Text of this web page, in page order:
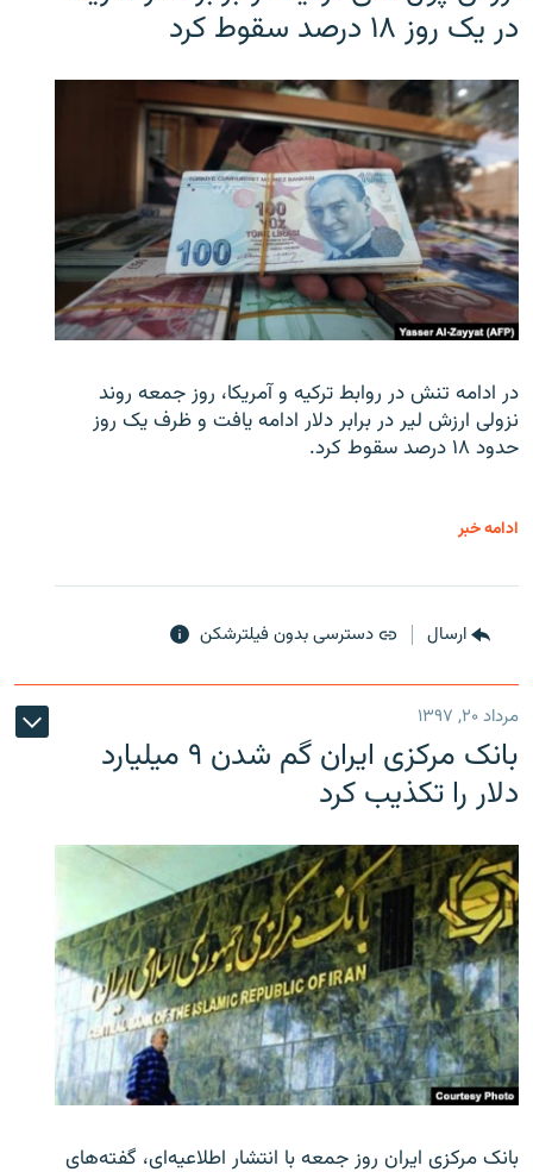
در یک روز ۱۸ درصد سقوط کرد
در ادامه تنش در روابط ترکیه و آمریکا، روز جمعه روند
نزولی ارزش لیر در برابر دلار ادامه یافت و ظرف یک روز
حدود ۱۸ درصد سقوط کرد.
ادامه خبر
ارسال دسترسی بدون فیلترشکن
مرداد ۲۰, ۱۳۹۷
بانک مرکزی ایران گم شدن ۹ میلیارد
دلار را تکذیب کرد
بانک مرکزی ایران روز جمعه با انتشار اطلاعیه‌ای، گفته‌های